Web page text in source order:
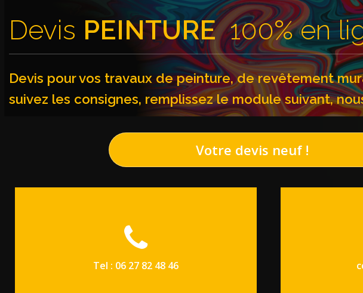
Devis PEINTURE100% en
Devis pour vos travaux de peinture, de revêtement
suivez les consignes, remplissez le module suivant,
Votre devis neuf !
Tel : 06 27 82 48 46